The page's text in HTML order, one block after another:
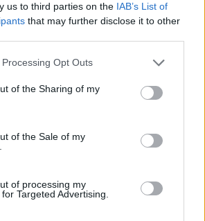
us to third parties on the IAB’s List of
that may further disclose it to other
website/app uses one or more Google
or usage behaviour. You may click to
to Google and its third-party tags to
specified purposes in below Google
Opt Outs
of the Sharing of my
of the Sale of my
of processing my
Targeted Advertising.